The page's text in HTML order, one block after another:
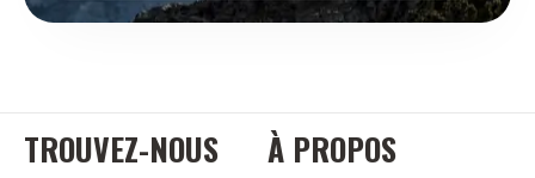
TROUVEZ-NOUS À PROPOS